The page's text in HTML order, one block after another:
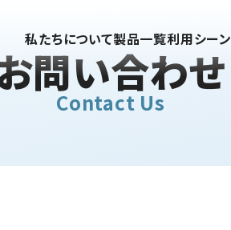
私たちについて製品一覧利用シーン
問い合わせ
Contact Us